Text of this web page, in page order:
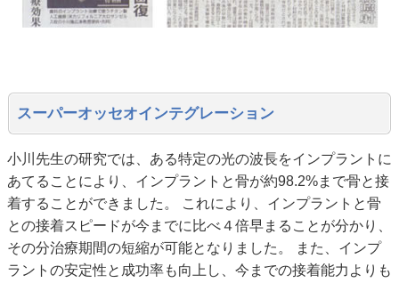
スーパーオッセオインテグレーション
小川先生の研究では、ある特定の光の波長をインプラントに
あてることにより、インプラントと骨が約98.2%まで骨と接
着することができました。 これにより、インプラントと骨
との接着スピードが今までに比べ４倍早まることが分かり、
その分治療期間の短縮が可能となりました。 また、インプ
ラントの安定性と成功率も向上し、今までの接着能力よりも